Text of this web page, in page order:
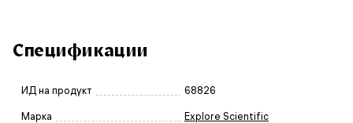
Спецификации
ИД на продукт 68826
Марка Explore Scientific